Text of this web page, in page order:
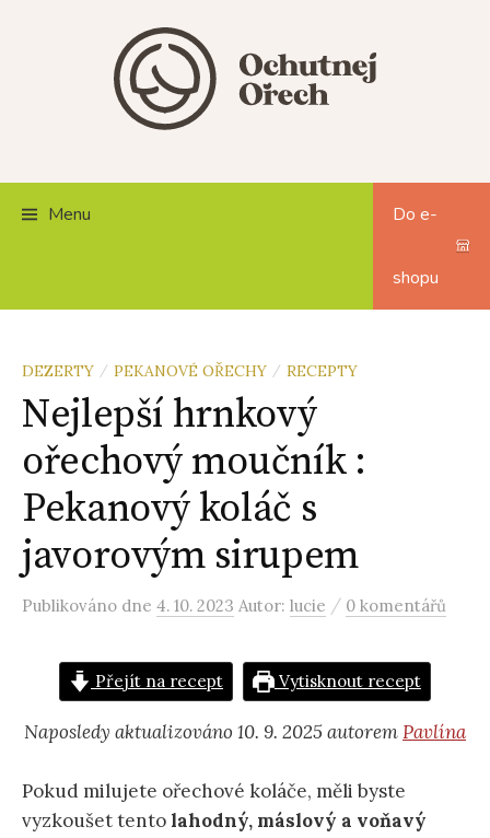
Menu Do e-
shopu
DEZERTY / PEKANOVÉ OŘECHY / RECEPTY
Nejlepší hrnkový
ořechový moučník :
Pekanový koláč s
javorovým sirupem
Publikováno dne 4. 10. 2023 Autor: lucie / 0 komentářů
Přejít na recept Vytisknout recept
Naposledy aktualizováno 10. 9. 2025 autoremPavlína
Pokud milujete ořechové koláče, měli byste
vyzkoušet tento lahodný, máslový a voňavý